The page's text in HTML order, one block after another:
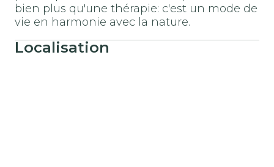
bien plus qu'une thérapie: c'est un mode de
vie en harmonie avec la nature.
Localisation